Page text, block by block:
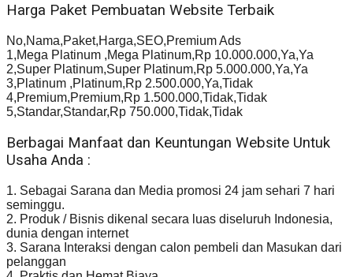
Harga Paket Pembuatan Website Terbaik
No,Nama,Paket,Harga,SEO,Premium Ads
1,Mega Platinum ,Mega Platinum,Rp 10.000.000,Ya,Ya
2,Super Platinum,Super Platinum,Rp 5.000.000,Ya,Ya
3,Platinum ,Platinum,Rp 2.500.000,Ya,Tidak
4,Premium,Premium,Rp 1.500.000,Tidak,Tidak
5,Standar,Standar,Rp 750.000,Tidak,Tidak
Berbagai Manfaat dan Keuntungan Website Untuk
Usaha Anda :
1. Sebagai Sarana dan Media promosi 24 jam sehari 7 hari
seminggu.
2. Produk / Bisnis dikenal secara luas diseluruh Indonesia,
dunia dengan internet
3. Sarana Interaksi dengan calon pembeli dan Masukan dari
pelanggan